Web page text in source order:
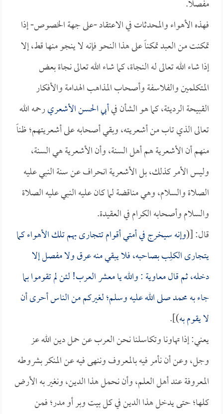
مفصلاً.
فهذه الأهواء والمحدثات في الاعتقاد -على جهة الخصوص- إذا
تمكنت من العبد تمكناً على هذا النحو فإنه لا ينجو منها قط، إلا
إذا شاء الله تعالى له النجاة، كما شاء الله تعالى نجاة بعض
المتكلمين والفلاسفة وأصحاب المذاهب الهدامة والأفكار
القبيحة الرديئة، كما هو الشأن فيأبي الحسن الأشعريرحمه الله
تعالى الذي تاب من أشعريته، وبقي أصحابه على أشعريتهم؛ ظناً
منهم أن الأشعرية هم أهل السنة، وأن الأشعرية هي السنة،
وليس الأمر كذلك، بل الأشعرية انحراف عن سنة النبي عليه
الصلاة والسلام، وهي مناقضة لما كان عليه النبي عليه الصلاة
والسلام وأصحابه الكرام في العقيدة.
قال: [(وإنه سيخرج في أمتي أقوام تتجارى بهم تلك الأهواء كما
يتجارى الكلِب بصاحبه، فلا يبقي منه عرق ولا مفصل إلا
دخله، ثم قالمعاوية: والله يا معشر العرب! لئن لم تقوموا بما
جاء به محمد صلى الله عليه وسلم؛ لغيركم من الناس أحرى أن
لا يقوم به)].
يعني: إذا تهاونا وتكاسلنا نحن العرب عن حمل دين الله عز
وجل، وعن أن نأمر فيه بالمعروف وننهى فيه عن المنكر بشروطه
المعروفة عند أهل العلم، وأن نحمل هذا الدين، ونغير به الأرض
كلها؛ حتى يدخل هذا الدين في كل بيت وبر أو مدر؛ فمن